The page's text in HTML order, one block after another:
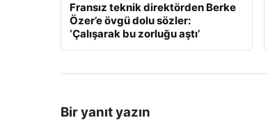
Fransız teknik direktörden Berke
Özer’e övgü dolu sözler:
‘Çalışarak bu zorluğu aştı’
Bir yanıt yazın